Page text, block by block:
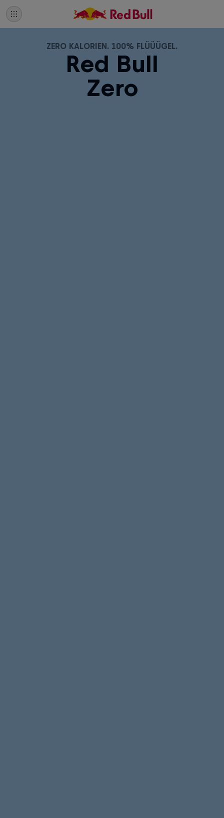
Red Bull
Zero
ZERO KALORIEN. 100% FLÜÜÜGEL.